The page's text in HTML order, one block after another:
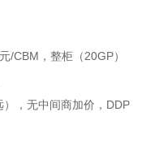
/CBM，整柜（20GP）
，无中间商加价，DDP